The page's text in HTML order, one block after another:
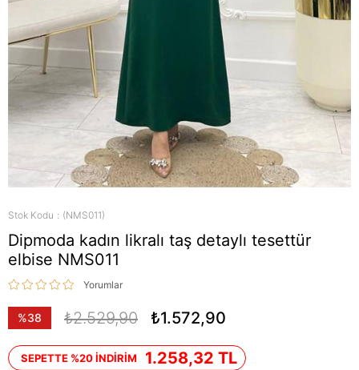
Stok Kodu (NMS011)
Dipmoda kadın likralı taş detaylı tesettür
elbise NMS011
Yorumlar
%38
₺2.529,90 ₺1.572,90
SEPETTE %20 İNDİRİM 1.258,32 TL